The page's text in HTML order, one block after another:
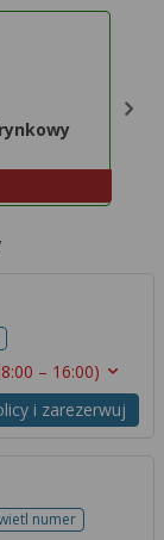
– 16:00)
i zarezerwuj
numer